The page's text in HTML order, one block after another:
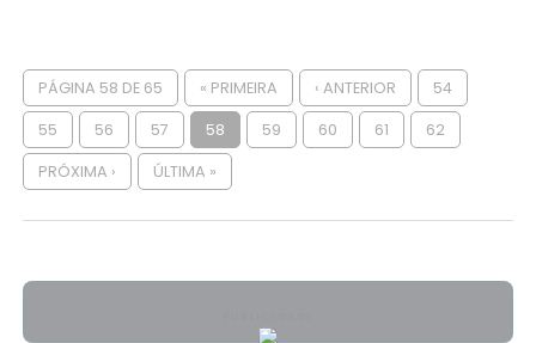
PÁGINA 58 DE 65 « PRIMEIRA ‹ ANTERIOR 54
55 56 57 58 59 60 61 62
PRÓXIMA › ÚLTIMA »